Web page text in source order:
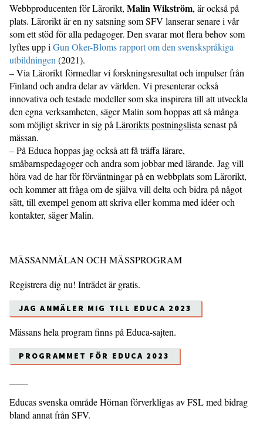
Webbproducenten för Lärorikt, Malin Wikström, är också på
plats. Lärorikt är en ny satsning som SFV lanserar senare i vår
som ett stöd för alla pedagoger. Den svarar mot flera behov som
lyftes upp i Gun Oker-Bloms rapport om den svenskspråkiga
utbildningen (2021).
– Via Lärorikt förmedlar vi forskningsresultat och impulser från
Finland och andra delar av världen. Vi presenterar också
innovativa och testade modeller som ska inspirera till att utveckla
den egna verksamheten, säger Malin som hoppas att så många
som möjligt skriver in sig på Lärorikts postningslista senast på
mässan.
– På Educa hoppas jag också att få träffa lärare,
småbarnspedagoger och andra som jobbar med lärande. Jag vill
höra vad de har för förväntningar på en webbplats som Lärorikt,
och kommer att fråga om de själva vill delta och bidra på något
sätt, till exempel genom att skriva eller komma med idéer och
kontakter, säger Malin.
MÄSSANMÄLAN OCH MÄSSPROGRAM
Registrera dig nu! Inträdet är gratis.
JAG ANMÄLER MIG TILL EDUCA 2023
Mässans hela program finns på Educa-sajten.
PROGRAMMET FÖR EDUCA 2023
Educas svenska område Hörnan förverkligas av FSL med bidrag
bland annat från SFV.